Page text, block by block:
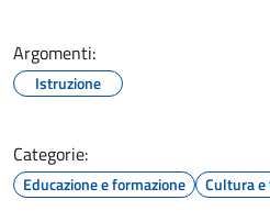
Argomenti:
Istruzione
Categorie:
Educazione e formazione Cultura